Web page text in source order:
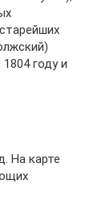
году и
На карте